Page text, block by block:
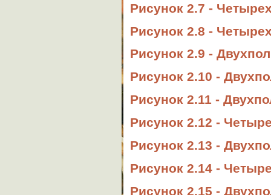
Рисунок 2.7 -
Рисунок 2.8 -
Рисунок 2.9 -
Рисунок 2.10 -
Рисунок 2.11 -
Рисунок 2.12 -
Рисунок 2.13 -
Рисунок 2.14 -
Рисунок 2.15 -